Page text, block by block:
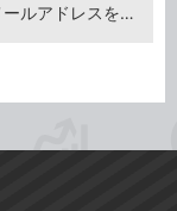
ドコモメール（@docomo.ne.jp）のメールアドレスを変更する方法